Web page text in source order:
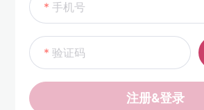
手机号
验证码
注册&登录